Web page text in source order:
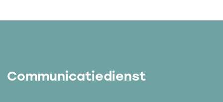
Communicatiedienst